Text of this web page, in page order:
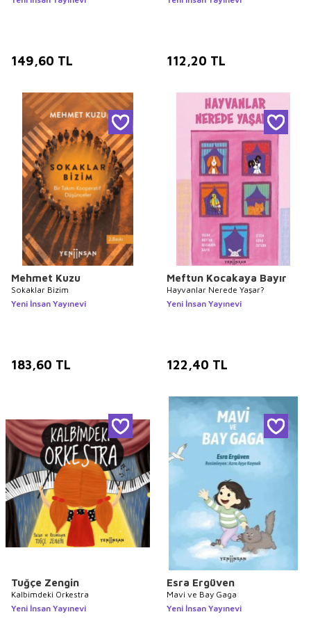
149,60 TL 112,20 TL
Mehmet Kuzu
Sokaklar Bizim
Yeni İnsan Yayınevi
183,60 TL
Meftun Kocakaya Bayır
Hayvanlar Nerede Yaşar?
Yeni İnsan Yayınevi
122,40 TL
Tuğçe Zengin
Kalbimdeki Orkestra
Yeni İnsan Yayınevi
Esra Ergüven
Mavi ve Bay Gaga
Yeni İnsan Yayınevi